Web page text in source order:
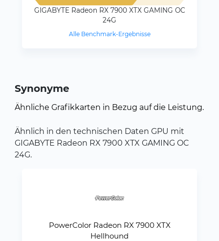
GIGABYTE Radeon RX 7900 XTX GAMING OC
24G
Alle Benchmark-Ergebnisse
Synonyme
Ähnliche Grafikkarten in Bezug auf die Leistung.
Ähnlich in den technischen Daten GPU mit
GIGABYTE Radeon RX 7900 XTX GAMING OC
24G.
PowerColor Radeon RX 7900 XTX
Hellhound